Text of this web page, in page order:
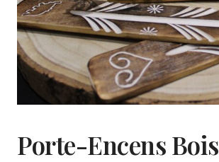
Porte-Encens Bois